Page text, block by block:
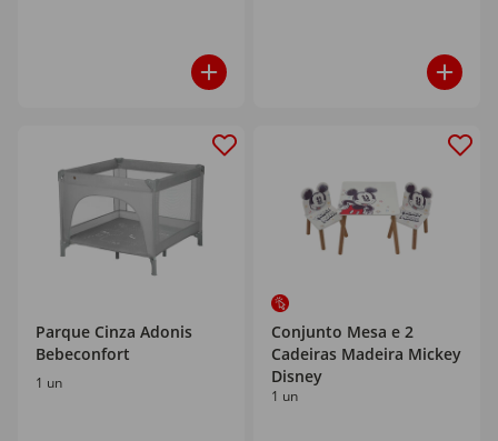
Parque Cinza Adonis
Bebeconfort
1 un
Conjunto Mesa e 2
Cadeiras Madeira Mickey
Disney
1 un